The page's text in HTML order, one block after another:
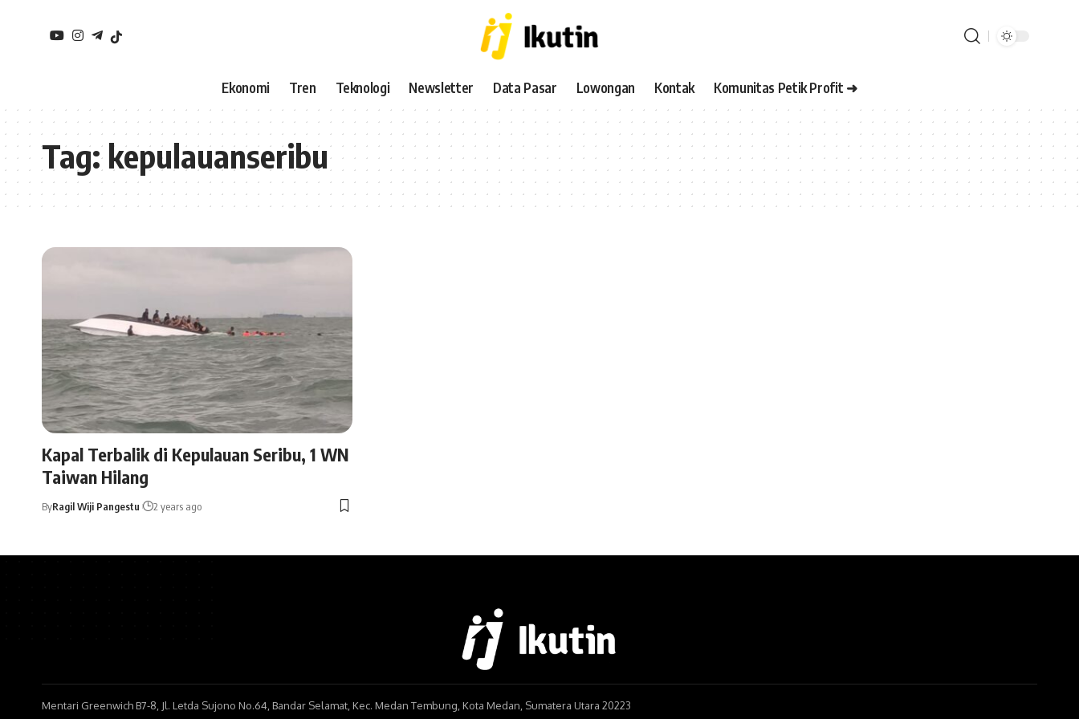
Ekonomi Tren Teknologi Newsletter Data Pasar Lowongan Kontak Komunitas Petik Profit ➜
Tag:kepulauanseribu
Kapal Terbalik di Kepulauan Seribu, 1 WN
Taiwan Hilang
ByRagil Wiji Pangestu 2 years ago
Mentari Greenwich B7-8, Jl. Letda Sujono No.64, Bandar Selamat, Kec. Medan Tembung, Kota Medan, Sumatera Utara 20223